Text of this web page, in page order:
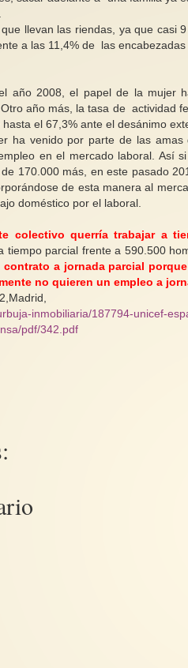
llevan las riendas, ya que casi
a las 11,4% de las
año 2008, el papel de la mujer
año más, la tasa de actividad
el 67,3% ante el desánimo
ha venido por parte de las
en el mercado laboral. Así
170.000 más, en este pasado
de esta manera al
doméstico por el laboral.
colectivo querría trabajar a
tiempo parcial frente a 590.500
a jornada parcial
no quieren un empleo a
inmobiliaria/187794-unicef-
pdf/342.pdf